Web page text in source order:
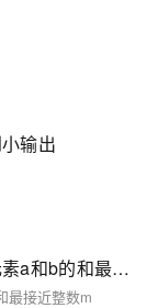
输出
【C语言刷题系列】求一个数组中两个元素a和b的和最接近整数m
最接近整数m